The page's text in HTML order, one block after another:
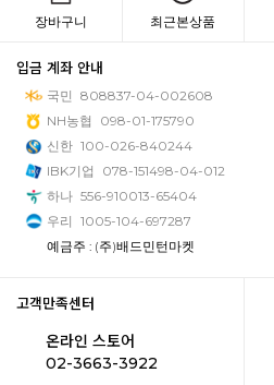
장바구니 최근본상품
입금 계좌 안내
국민 808837-04-002608
NH농협
098-01-175790
신한 100-026-840244
IBK기업
078-151498-04-012
하나 556-910013-65404
우리 1005-104-697287
예금주 : (주)배드민턴마켓
고객만족센터
온라인 스토어
02-3663-3922